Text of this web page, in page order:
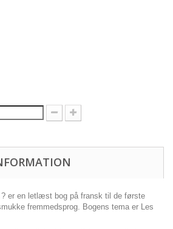
? er en letlæst bog på fransk til de første
fremmedsprog. Bogens tema er Les